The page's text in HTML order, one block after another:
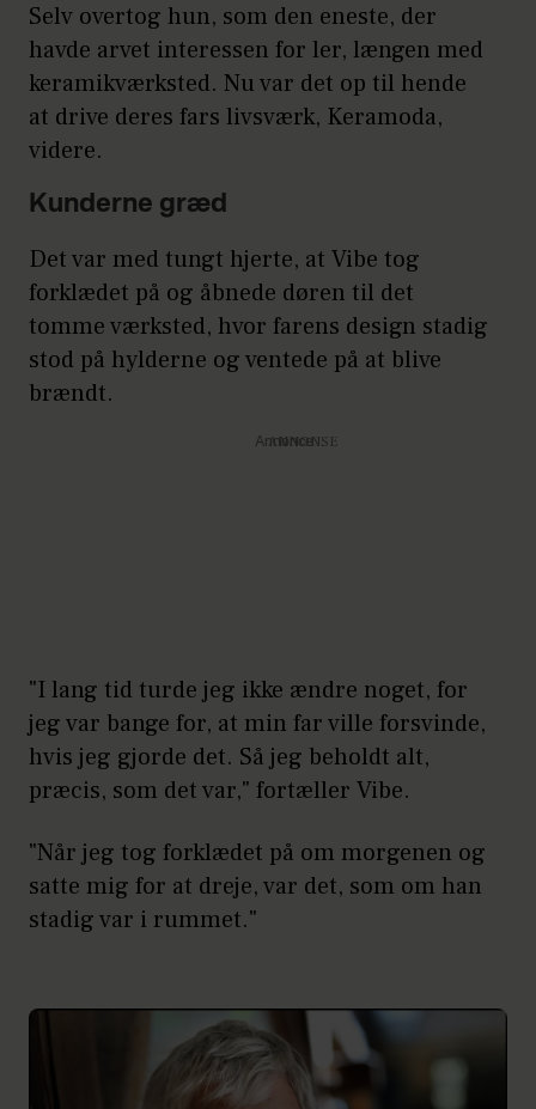
Selv overtog hun, som den eneste, der
havde arvet interessen for ler, længen med
keramikværksted. Nu var det op til hende
at drive deres fars livsværk, Keramoda,
videre.
Kunderne græd
Det var med tungt hjerte, at Vibe tog
forklædet på og åbnede døren til det
tomme værksted, hvor farens design stadig
stod på hylderne og ventede på at blive
brændt.
Annonce
"I lang tid turde jeg ikke ændre noget, for
jeg var bange for, at min far ville forsvinde,
hvis jeg gjorde det. Så jeg beholdt alt,
præcis, som det var," fortæller Vibe.
"Når jeg tog forklædet på om morgenen og
satte mig for at dreje, var det, som om han
stadig var i rummet."